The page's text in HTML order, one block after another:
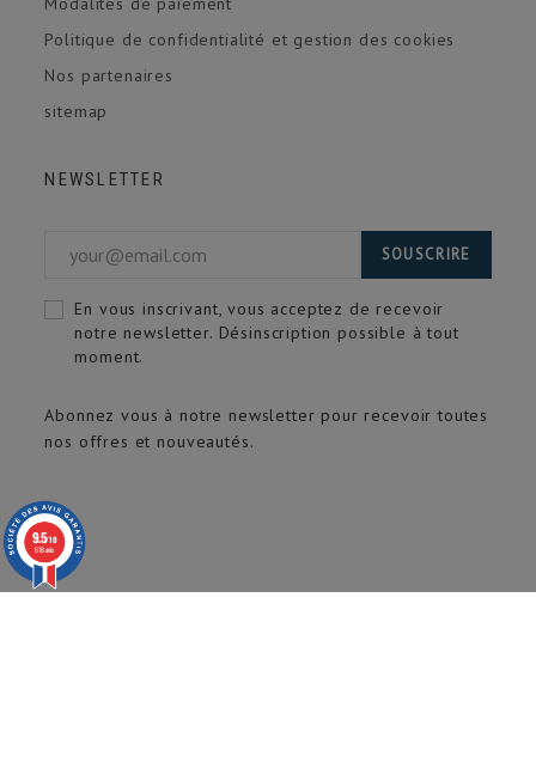
Politique de confidentialité et gestion des cookies
Nos partenaires
sitemap
NEWSLETTER
Abonnez vous à notre newsletter pour recevoir toutes
nos offres et nouveautés.
SOUSCRIRE
En vous inscrivant, vous acceptez de recevoir
notre newsletter. Désinscription possible à tout
moment.
9.5/10
618 avis